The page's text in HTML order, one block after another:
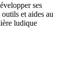
ses
et aides au
ludique